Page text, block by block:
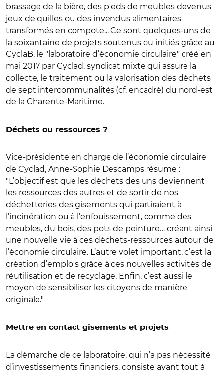
brassage de la bière, des pieds de meubles devenus
jeux de quilles ou des invendus alimentaires
transformés en compote... Ce sont quelques-uns de
la soixantaine de projets soutenus ou initiés grâce au
CyclaB, le "laboratoire d’économie circulaire" créé en
mai 2017 par Cyclad, syndicat mixte qui assure la
collecte, le traitement ou la valorisation des déchets
de sept intercommunalités (cf. encadré) du nord-est
de la Charente-Maritime.
Déchets ou ressources ?
Vice-présidente en charge de l’économie circulaire
de Cyclad, Anne-Sophie Descamps résume :
"L’objectif est que les déchets des uns deviennent
les ressources des autres et de sortir de nos
déchetteries des gisements qui partiraient à
l’incinération ou à l’enfouissement, comme des
meubles, du bois, des pots de peinture… créant ainsi
une nouvelle vie à ces déchets-ressources autour de
l’économie circulaire. L’autre volet important, c’est la
création d’emplois grâce à ces nouvelles activités de
réutilisation et de recyclage. Enfin, c’est aussi le
moyen de sensibiliser les citoyens de manière
originale."
Mettre en contact gisements et projets
La démarche de ce laboratoire, qui n’a pas nécessité
d’investissements financiers, consiste avant tout à